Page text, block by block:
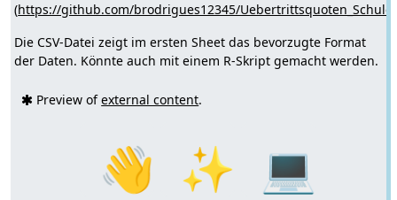
(https://github.com/brodrigues12345/Uebertrittsquoten_Schule
Die CSV-Datei zeigt im ersten Sheet das bevorzugte Format
der Daten. Könnte auch mit einem R-Skript gemacht werden.
Preview ofexternal content.
👋 ✨ 💻